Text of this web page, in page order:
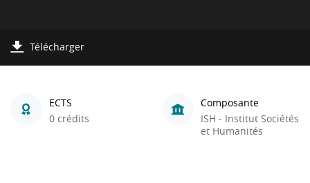
Télécharger
ECTS
0 crédits
Composante
ISH - Institut Sociétés
et Humanités